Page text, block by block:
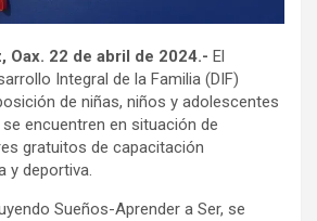
Oax. 22 de abril de 2024.- El
Integral de la Familia (DIF)
de niñas, niños y adolescentes
encuentren en situación de
gratuitos de capacitación
y deportiva.
Sueños-Aprender a Ser, se